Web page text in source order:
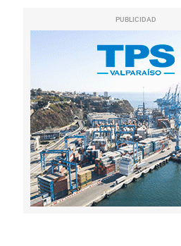
PUBLICIDAD